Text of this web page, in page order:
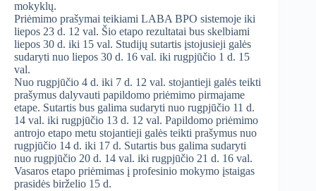
mokyklų.
Priėmimo prašymai teikiami LABA BPO sistemoje iki
liepos 23 d. 12 val. Šio etapo rezultatai bus skelbiami
liepos 30 d. iki 15 val. Studijų sutartis įstojusieji galės
sudaryti nuo liepos 30 d. 16 val. iki rugpjūčio 1 d. 15
val.
Nuo rugpjūčio 4 d. iki 7 d. 12 val. stojantieji galės teikti
prašymus dalyvauti papildomo priėmimo pirmajame
etape. Sutartis bus galima sudaryti nuo rugpjūčio 11 d.
14 val. iki rugpjūčio 13 d. 12 val. Papildomo priėmimo
antrojo etapo metu stojantieji galės teikti prašymus nuo
rugpjūčio 14 d. iki 17 d. Sutartis bus galima sudaryti
nuo rugpjūčio 20 d. 14 val. iki rugpjūčio 21 d. 16 val.
Vasaros etapo priėmimas į profesinio mokymo įstaigas
prasidės birželio 15 d.